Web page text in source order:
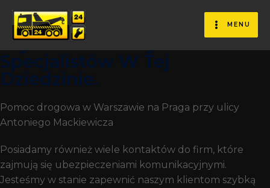
MENU
Pomoc Na Drodze Jesteśmy
Firmą, Która Zatrudnia
Wykwalifikowanych
Specjalistów W Tej
Dziedzinie.
Pomoc drogowa w Warszawie na Praga przy ulicy
Antoniego Mackiewicza
Posiadamy również wiele kontaktów do firm, które
zajmują się ubezpieczeniami komunikacyjnymi.
Jesteśmy w stanie zapewnić naszym klientom szybką